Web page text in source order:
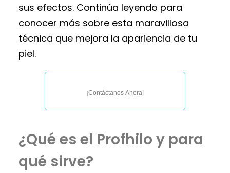
sus efectos. Continúa leyendo para
conocer más sobre esta maravillosa
técnica que mejora la apariencia de tu
piel.
¡Contáctanos Ahora!
¿Qué es el Profhilo y para
qué sirve?